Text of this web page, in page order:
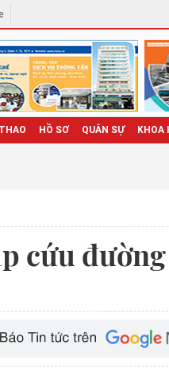
HỒ SƠ QUÂN SỰ KHOA
cứu đường